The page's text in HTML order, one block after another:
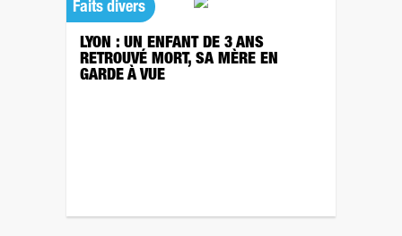
Faits divers
LYON : UN ENFANT DE 3 ANS
RETROUVÉ MORT, SA MÈRE EN
GARDE À VUE